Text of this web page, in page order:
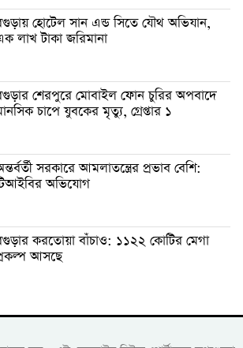
হোটেল সান এন্ড সিতে যৌথ অভিযান,
লাখ টাকা জরিমানা
শেরপুরে মোবাইল ফোন চুরির অপবাদে
চাপে যুবকের মৃত্যু, গ্রেপ্তার ১
সরকারে আমলাতন্ত্রের প্রভাব বেশি:
অভিযোগ
করতোয়া বাঁচাও: ১১২২ কোটির মেগা
আসছে